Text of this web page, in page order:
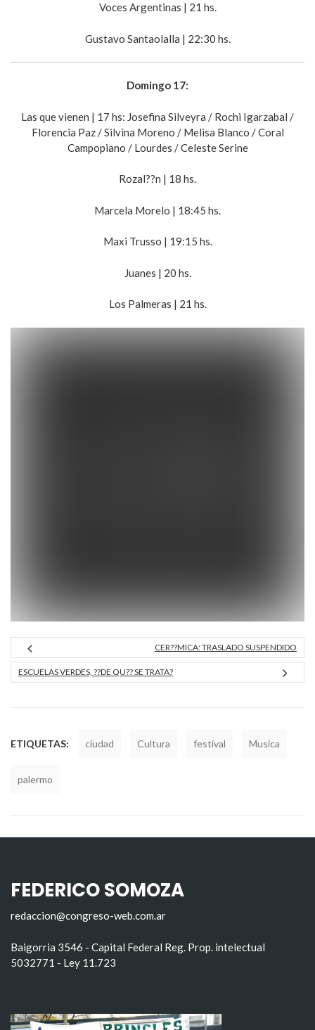
Voces Argentinas | 21 hs.
Gustavo Santaolalla | 22:30 hs.
Domingo 17:
Las que vienen | 17 hs: Josefina Silveyra / Rochi Igarzabal /
Florencia Paz / Silvina Moreno / Melisa Blanco / Coral
Campopiano / Lourdes / Celeste Serine
Rozal??n | 18 hs.
Marcela Morelo | 18:45 hs.
Maxi Trusso | 19:15 hs.
Juanes | 20 hs.
Los Palmeras | 21 hs.
CER??MICA: TRASLADO SUSPENDIDO
ESCUELAS VERDES, ??DE QU?? SE TRATA?
ETIQUETAS: ciudad Cultura festival Musica
palermo
FEDERICO SOMOZA
redaccion@congreso-web.com.ar
Baigorria 3546 - Capital Federal Reg. Prop. intelectual
5032771 - Ley 11.723